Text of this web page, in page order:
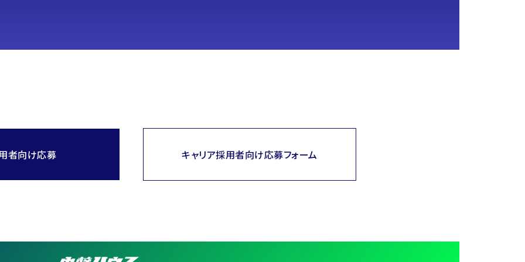
者向け応募 キャリア採用者向け応募フォーム